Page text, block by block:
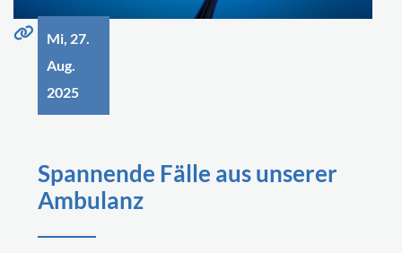
Mi, 27.
Aug.
2025
Spannende Fälle aus unserer
Ambulanz